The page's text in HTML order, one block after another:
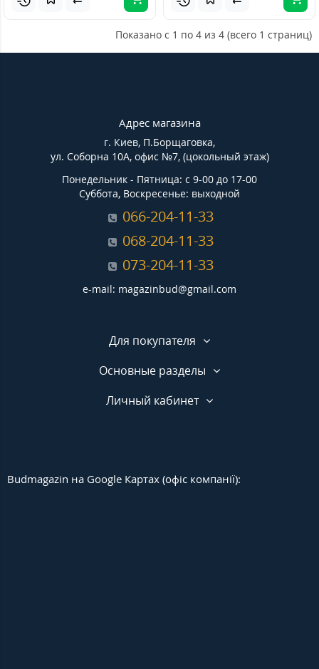
Показано с 1 по 4 из 4 (всего 1 страниц)
Адрес магазина
г. Киев, П.Борщаговка,
ул. Соборна 10А, офис №7, (цокольный этаж)
Понедельник - Пятница: с 9-00 до 17-00
Суббота, Воскресенье: выходной
066-204-11-33
068-204-11-33
073-204-11-33
e-mail: magazinbud@gmail.com
Для покупателя
Основные разделы
Личный кабинет
Budmagazin на Google Картах (офіс компанії):